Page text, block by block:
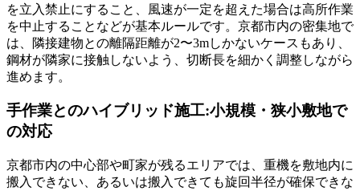
を立入禁止にすること、風速が一定を超えた場合は高所作業
を中止することなどが基本ルールです。京都市内の密集地で
は、隣接建物との離隔距離が2〜3mしかないケースもあり、
鋼材が隣家に接触しないよう、切断長を細かく調整しながら
進めます。
手作業とのハイブリッド施工:小規模・狭小敷地で
の対応
京都市内の中心部や町家が残るエリアでは、重機を敷地内に
搬入できない、あるいは搬入できても旋回半径が確保できな